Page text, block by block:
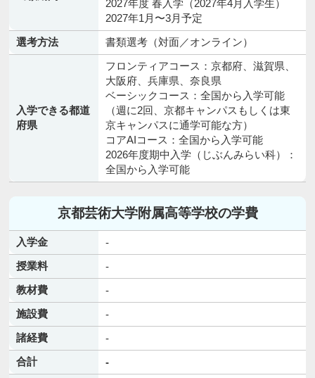
2027年度 春入学（2027年4月入学生）
2027年1月〜3月予定
選考方法
書類選考（対面／オンライン）
入学できる都道
府県
フロンティアコース：京都府、滋賀県、
大阪府、兵庫県、奈良県
ベーシックコース：全国から入学可能
（週に2回、京都キャンパスもしくは東
京キャンパスに通学可能な方）
コアAIコース：全国から入学可能
2026年度期中入学（じぶんみらい科）：
全国から入学可能
京都芸術大学附属高等学校の学費
入学金
-
授業料
-
教材費
-
施設費
-
諸経費
-
合計
-